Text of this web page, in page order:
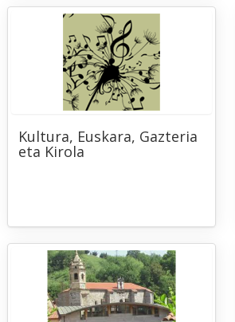
Kultura, Euskara, Gazteria
eta Kirola